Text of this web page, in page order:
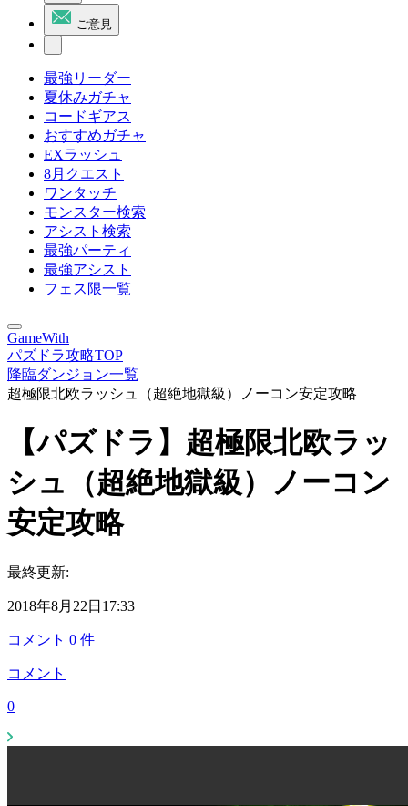
ご意見
最強リーダー
夏休みガチャ
コードギアス
おすすめガチャ
EXラッシュ
8月クエスト
ワンタッチ
モンスター検索
アシスト検索
最強パーティ
最強アシスト
フェス限一覧
GameWith
パズドラ攻略TOP
降臨ダンジョン一覧
超極限北欧ラッシュ（超絶地獄級）ノーコン安定攻略
【パズドラ】超極限北欧ラッ
シュ（超絶地獄級）ノーコン
安定攻略
最終更新:
2018年8月22日17:33
コメント 0 件
コメント
0